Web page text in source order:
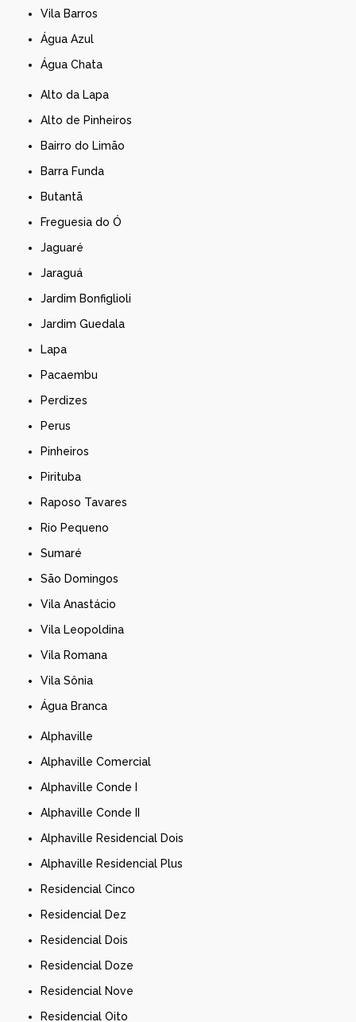
Vila Barros
Água Azul
Água Chata
Alto da Lapa
Alto de Pinheiros
Bairro do Limão
Barra Funda
Butantã
Freguesia do Ó
Jaguaré
Jaraguá
Jardim Bonfiglioli
Jardim Guedala
Lapa
Pacaembu
Perdizes
Perus
Pinheiros
Pirituba
Raposo Tavares
Rio Pequeno
Sumaré
São Domingos
Vila Anastácio
Vila Leopoldina
Vila Romana
Vila Sônia
Água Branca
Alphaville
Alphaville Comercial
Alphaville Conde I
Alphaville Conde II
Alphaville Residencial Dois
Alphaville Residencial Plus
Residencial Cinco
Residencial Dez
Residencial Dois
Residencial Doze
Residencial Nove
Residencial Oito